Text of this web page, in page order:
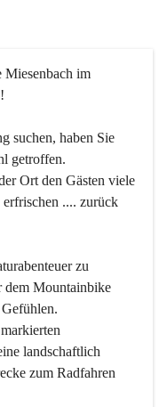
Miesenbach im
suchen, haben Sie
getroffen.
Ort den Gästen viele
.... zurück
zu
dem Mountainbike
landschaftlich
zum Radfahren